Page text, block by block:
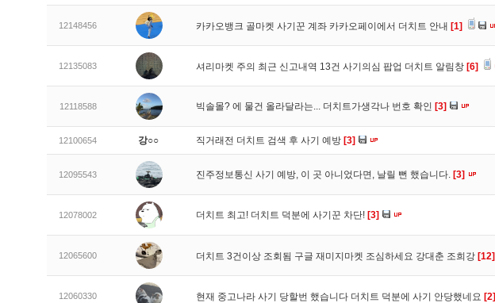
12148456 카카오뱅크 골마켓 사기꾼 계좌 카카오페이에서 더치트 안내 [1]
12135083 셔리마켓 주의 최근 신고내역 13건 사기의심 팝업 더치트 알림창 [6]
12118588 빅솔몰? 에 물건 올라달라는... 더치트가생각나 번호 확인 [3]
12100654 강○○ 직거래전 더치트 검색 후 사기 예방 [3]
12095543 진주정보통신 사기 예방, 이 곳 아니었다면, 날릴 뻔 했습니다. [3]
12078002 더치트 최고! 더치트 덕분에 사기꾼 차단! [3]
12065600 더치트 3건이상 조회됨 구글 재미지마켓 조심하세요 강대춘 조희강 [12]
12060330 현재 중고나라 사기 당할번 했습니다 더치트 덕분에 사기 안당했네요 [2]